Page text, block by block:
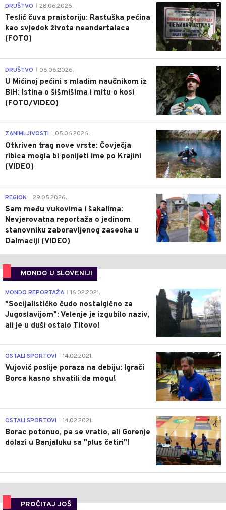
0
DRUŠTVO 28.06.2026.
Teslić čuva praistoriju: Rastuška pećina
kao svjedok života neandertalaca
(FOTO)
0
DRUŠTVO 06.06.2026.
U Mićinoj pećini s mladim naučnikom iz
BiH: Istina o šišmišima i mitu o kosi
(FOTO/VIDEO)
0
ZANIMLJIVOSTI 05.06.2026.
Otkriven trag nove vrste: Čovječja
ribica mogla bi ponijeti ime po Krajini
(VIDEO)
0
REGION 29.05.2026.
Sam među vukovima i šakalima:
Nevjerovatna reportaža o jedinom
stanovniku zaboravljenog zaseoka u
Dalmaciji (VIDEO)
MONDO U SLOVENIJI
4
MONDO REPORTAŽA 16.02.2021.
"Socijalističko čudo nostalgično za
Jugoslavijom": Velenje je izgubilo naziv,
ali je u duši ostalo Titovo!
1
OSTALI SPORTOVI 14.02.2021.
Vujović poslije poraza na debiju: Igrači
Borca kasno shvatili da mogu!
3
OSTALI SPORTOVI 14.02.2021.
Borac potonuo, pa se vratio, ali Gorenje
dolazi u Banjaluku sa "plus četiri"!
PROČITAJ JOŠ